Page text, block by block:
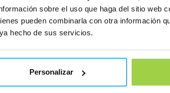
sobre el uso que haga del sitio web
pueden combinarla con otra información
hecho de sus servicios.
Personalizar
de calle
exacta del rastreador.